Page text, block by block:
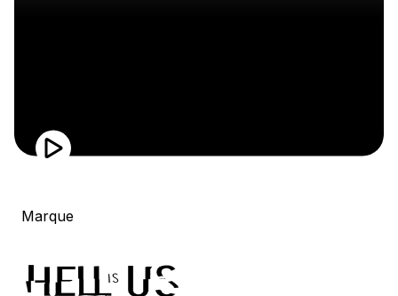
Marque